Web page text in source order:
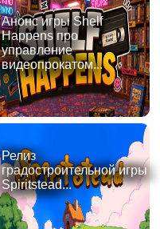
Анонс игры Shelf
Happens про
управление
видеопрокатом...
Релиз
градостроительной игры
Spiritstead...